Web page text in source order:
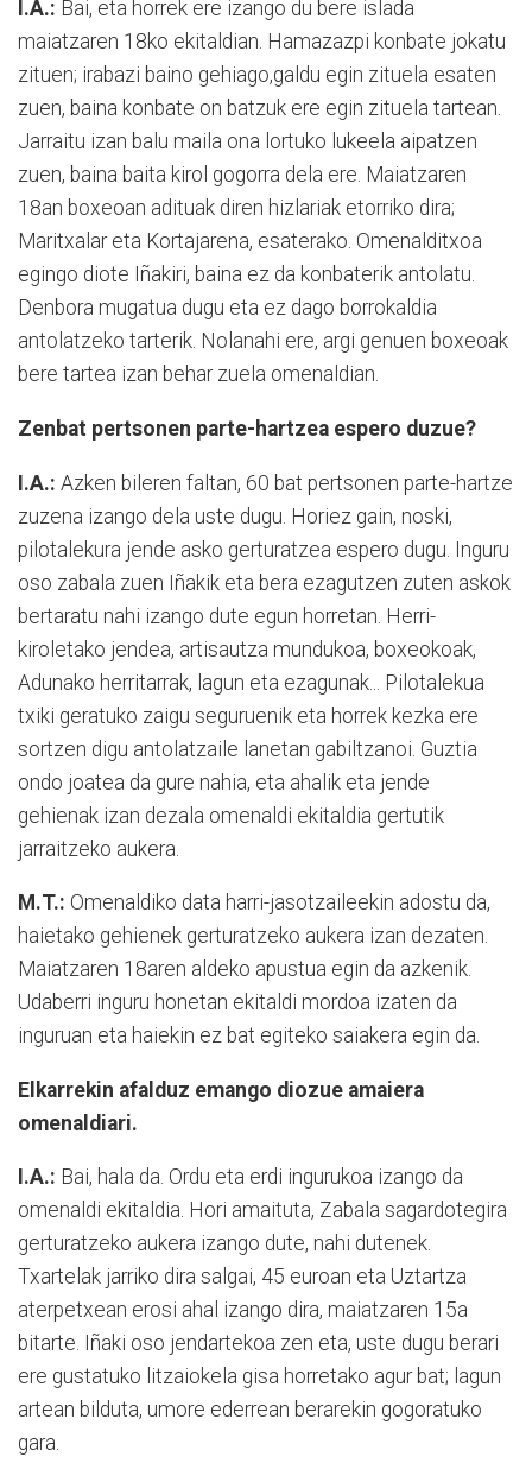
I.A.: Bai, eta horrek ere izango du bere islada
maiatzaren 18ko ekitaldian. Hamazazpi konbate jokatu
zituen; irabazi baino gehiago,galdu egin zituela esaten
zuen, baina konbate on batzuk ere egin zituela tartean.
Jarraitu izan balu maila ona lortuko lukeela aipatzen
zuen, baina baita kirol gogorra dela ere. Maiatzaren
18an boxeoan adituak diren hizlariak etorriko dira;
Maritxalar eta Kortajarena, esaterako. Omenalditxoa
egingo diote Iñakiri, baina ez da konbaterik antolatu.
Denbora mugatua dugu eta ez dago borrokaldia
antolatzeko tarterik. Nolanahi ere, argi genuen boxeoak
bere tartea izan behar zuela omenaldian.
Zenbat pertsonen parte-hartzea espero duzue?
I.A.: Azken bileren faltan, 60 bat pertsonen parte-hartze
zuzena izango dela uste dugu. Horiez gain, noski,
pilotalekura jende asko gerturatzea espero dugu. Inguru
oso zabala zuen Iñakik eta bera ezagutzen zuten askok
bertaratu nahi izango dute egun horretan. Herri-
kiroletako jendea, artisautza mundukoa, boxeokoak,
Adunako herritarrak, lagun eta ezagunak... Pilotalekua
txiki geratuko zaigu seguruenik eta horrek kezka ere
sortzen digu antolatzaile lanetan gabiltzanoi. Guztia
ondo joatea da gure nahia, eta ahalik eta jende
gehienak izan dezala omenaldi ekitaldia gertutik
jarraitzeko aukera.
M.T.: Omenaldiko data harri-jasotzaileekin adostu da,
haietako gehienek gerturatzeko aukera izan dezaten.
Maiatzaren 18aren aldeko apustua egin da azkenik.
Udaberri inguru honetan ekitaldi mordoa izaten da
inguruan eta haiekin ez bat egiteko saiakera egin da.
Elkarrekin afalduz emango diozue amaiera
omenaldiari.
I.A.: Bai, hala da. Ordu eta erdi ingurukoa izango da
omenaldi ekitaldia. Hori amaituta, Zabala sagardotegira
gerturatzeko aukera izango dute, nahi dutenek.
Txartelak jarriko dira salgai, 45 euroan eta Uztartza
aterpetxean erosi ahal izango dira, maiatzaren 15a
bitarte. Iñaki oso jendartekoa zen eta, uste dugu berari
ere gustatuko litzaiokela gisa horretako agur bat; lagun
artean bilduta, umore ederrean berarekin gogoratuko
gara.